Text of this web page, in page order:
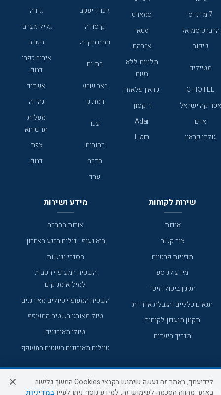
7 מיינדס
סמארט
הרברט סמואל
סטאי
ג'יקוב
אברהם
מטיילים
מלונות ללא
רשת
C HOTEL
קראון פלאזה
אפריקה ישראל
רוקסון
אדם
Adar
גולדן קראון
Liam
זיכרון יעקב
גדרה
קיסריה
גליל מערבי
פתח תקווה
רעננה
בת-ים
אירוח כפרי
דרום
באר שבע
אשדוד
רמת גן
נהריה
עכו
מעלות
תרשיחא
רחובות
צפת
חדרה
דרום
ערד
שירות לקוחות
אודות
צור קשר
מדיניות פרטיות
מידע לנוסע
תקנון ביטול וזיכוי
תנאים כלליים והגבלת אחריות
תקנון מועדון לקוחות
מדריך היעדים
מידע ושירות
אודות החברה
בוא נעוף - דילים ברגע האחרון
הסדרי נגישות
השטיח המעופף הטבות
למילואימניקים
השטיח המעופף טיולים מאורגנים
טיול מאורגן בשטיח המעופף
טיולי מאורגנים
טיולים מאורגנים השטיח המעופף
לידיעתך, באתר זה נעשה שימוש בקבצי Cookies המשך גלישה
באתר מהווה הסכמה לשימוש זה, למידע נוסף ניתן לעייןבמדיניות